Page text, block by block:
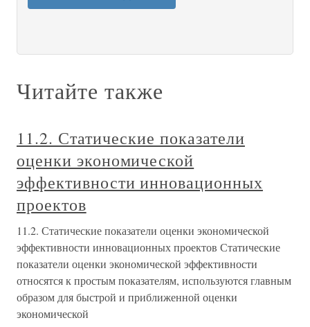
Читайте также
11.2. Статические показатели
оценки экономической
эффективности инновационных
проектов
11.2. Статические показатели оценки экономической
эффективности инновационных проектов Статические
показатели оценки экономической эффективности
относятся к простым показателям, используются главным
образом для быстрой и приближенной оценки
экономической